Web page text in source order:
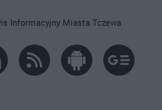
Informacyjny Miasta Tczewa